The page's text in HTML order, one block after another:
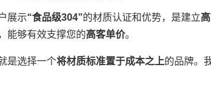
展示“食品级304”的材质认证和优势，是建立
能够有效支撑您的高客单价。
是选择一个将材质标准置于成本之上的品牌。